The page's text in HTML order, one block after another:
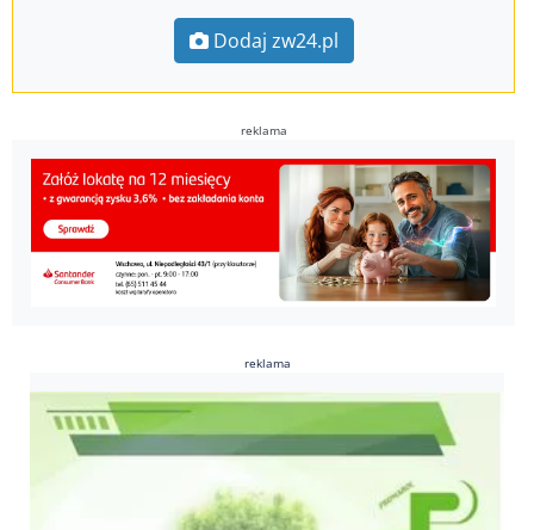
Dodaj zw24.pl
reklama
reklama